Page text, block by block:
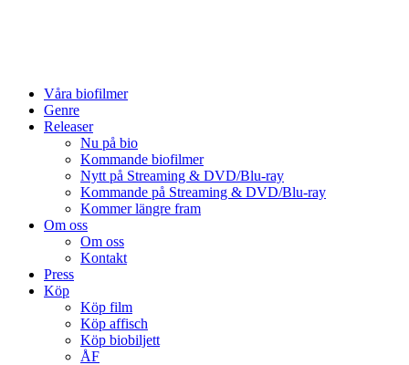
Våra biofilmer
Genre
Releaser
Nu på bio
Kommande biofilmer
Nytt på Streaming & DVD/Blu-ray
Kommande på Streaming & DVD/Blu-ray
Kommer längre fram
Om oss
Om oss
Kontakt
Press
Köp
Köp film
Köp affisch
Köp biobiljett
ÅF